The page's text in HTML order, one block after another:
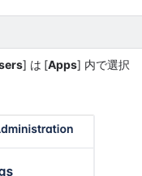
] は [Apps] 内で選択